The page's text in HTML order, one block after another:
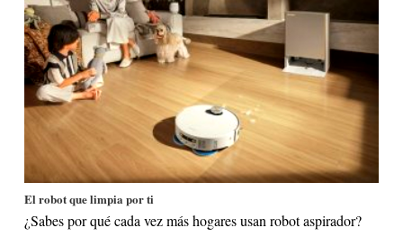
El robot que limpia por ti
¿Sabes por qué cada vez más hogares usan robot aspirador?